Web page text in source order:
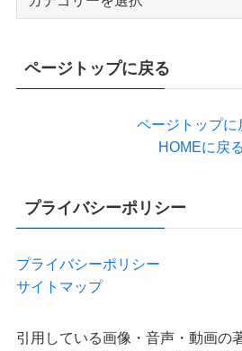
ページトップに戻る
ページトップに
HOMEに戻る
プライバシーポリシー
プライバシーポリシー
サイトマップ
引用している画像・音声・動画の